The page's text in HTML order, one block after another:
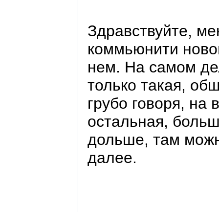
Здравствуйте,
коммьюнити
нем. На самом
только такая,
грубо говоря, на
остальная,
дольше, там
далее.